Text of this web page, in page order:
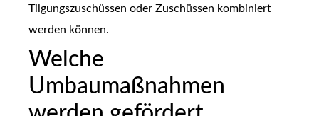
Tilgungszuschüssen oder Zuschüssen kombiniert
werden können.
Welche
Umbaumaßnahmen